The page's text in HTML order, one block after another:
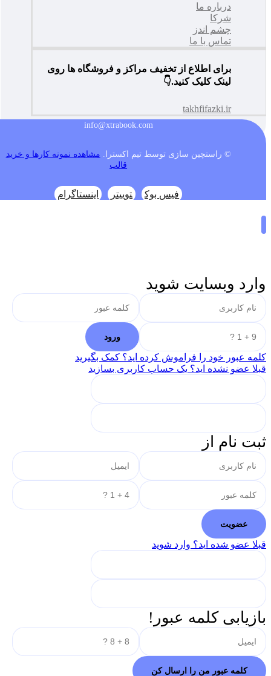
درباره ما
شرکا
چشم اندز
تماس با ما
برای اطلاع از تخفیف مراکز و فروشگاه ها روی
لینک کلیک کنید.👇
takhfifazki.ir
info@xtrabook.com
© راستچین سازی توسط تیم اکسترا. مشاهده نمونه کارها و خرید
قالب
فیس بوک توییتر اینستاگرام
وارد وبسایت شوید
کلمه عبور خود را فراموش کرده اید؟ کمک بگیرید
قبلا عضو نشده اید؟ یک حساب کاربری بسازید
ثبت نام از
قبلا عضو شده اید؟ وارد شوید
بازیابی کلمه عبور!